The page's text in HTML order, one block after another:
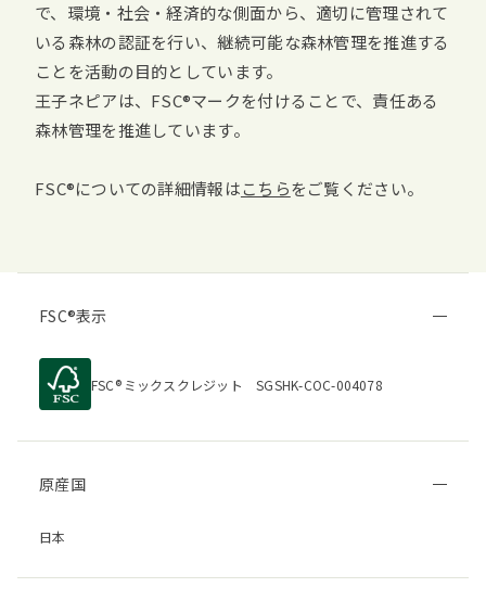
で、環境・社会・経済的な側面から、適切に管理されて
いる森林の認証を行い、継続可能な森林管理を推進する
ことを活動の目的としています。
王子ネピアは、 FSC マークを付けることで、責任ある
森林管理を推進しています。
FSC についての詳細情報はこちらをご覧ください。
FSC 表示
FSC ミックスクレジット SGSHK-COC-004078
原産国
日本